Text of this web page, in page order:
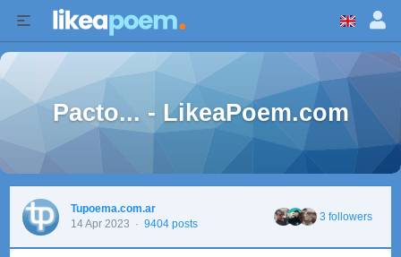
Pacto... - LikeaPoem.com
Tupoema.com.ar
14 Apr 2023 · 9404 posts
3 followers